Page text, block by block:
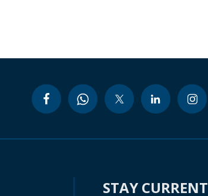
STAY CURRENT